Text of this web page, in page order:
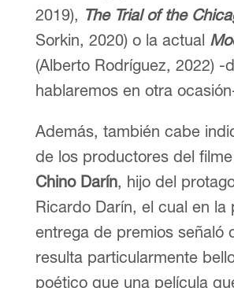
2019), The Trial of the
Sorkin, 2020) o la actual
(Alberto Rodríguez, 2022) -
hablaremos en otra
Además, también cabe
de los productores del
Chino Darín, hijo del
Ricardo Darín, el cual en la
entrega de premios señaló
resulta particularmente
poético que una película